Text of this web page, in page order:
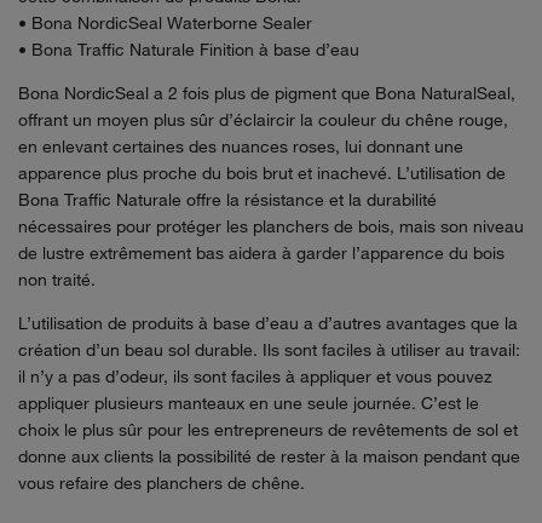
• Bona NordicSeal Waterborne Sealer
• Bona Traffic Naturale Finition à base d’eau
Bona NordicSeal a 2 fois plus de pigment que Bona NaturalSeal,
offrant un moyen plus sûr d’éclaircir la couleur du chêne rouge,
en enlevant certaines des nuances roses, lui donnant une
apparence plus proche du bois brut et inachevé. L’utilisation de
Bona Traffic Naturale offre la résistance et la durabilité
nécessaires pour protéger les planchers de bois, mais son niveau
de lustre extrêmement bas aidera à garder l’apparence du bois
non traité.
L’utilisation de produits à base d’eau a d’autres avantages que la
création d’un beau sol durable. Ils sont faciles à utiliser au travail:
il n’y a pas d’odeur, ils sont faciles à appliquer et vous pouvez
appliquer plusieurs manteaux en une seule journée. C’est le
choix le plus sûr pour les entrepreneurs de revêtements de sol et
donne aux clients la possibilité de rester à la maison pendant que
vous refaire des planchers de chêne.